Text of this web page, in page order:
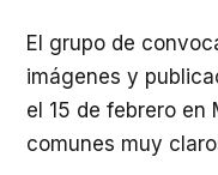
El grupo de
imágenes y
el 15 de febrero
comunes muy